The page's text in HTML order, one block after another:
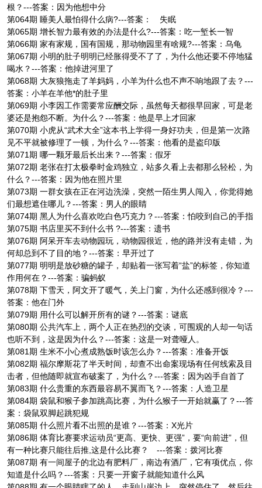
根？---答案：因为他想中分
第064期 睡美人最怕得什么病?---答案： 失眠
第065期 增长智力最有效的办法是什么?---答案：吃一堑长一智
第066期 家有家规，国有国规，那动物园里有啥规?---答案：乌龟
第067期 小明的肚子明明已经胀得受不了了，为什么他还要不停地猛
喝水？---答案：他掉进河里了
第068期 大灰狼拖走了羊妈妈，小羊为什么也不声不响地跟了去？---
答案：小羊在羊他*的肚子里
第069期 小李因工作需要常应酬交际，虽然每天都很早回家，可是老
婆还是抱怨不断。为什么？---答案：他是早上才回家
第070期 小虎从“武术大全”这本书上学得一身好功夫，但是第一次路
见不平就被修理了一顿，为什么？---答案：他看的是盗印版
第071期 哪一颗牙最后长出来？---答案：假牙
第072期 老张在打太极拳时金鸡独立，站多久看上去都那么轻松，为
什么？---答案：因为他在照片里
第073期 一群女孩在正在河边洗澡，突然一陌生男人闯入，你觉得她
们最想遮住哪儿？---答案：男人的眼睛
第074期 黑人为什么喜欢吃白色巧克力？---答案：怕咬到自己的手指
第075期 书店里买不到什么书 ?---答案：遗书
第076期 阿呆开车去动物园玩，动物园很近，他的路并没有走错，为
何却总到不了目的地？---答案：早开过了
第077期 明明是放砂糖的罐子，却贴着一张写着“盐”的标签，你知道
作用何在？---答案：骗蚂蚁
第078期 下雪天，阿文开了暖气，关上门窗，为什么还感到很冷？---
答案：他在门外
第079期 用什么可以解开所有的谜？---答案：谜底
第080期 公共汽车上，两个人正在热烈的交谈，可围观的人却一句话
也听不到，这是因为什么？---答案：这是一对聋哑人。
第081期 生米不小心煮成熟饭时该怎么办？---答案：准备开饭
第082期 福尔摩斯花了半天时间，却查不出命案现场有任何线索及目
击者，但他随即就宣布破案了，为什么？---答案：因为凶手自首了
第083期 什么贵重的东西最容易不翼而飞？---答案：人造卫星
第084期 袋鼠和猴子参加跳高比赛，为什么猴子一开始就赢了？---答
案：袋鼠双脚起跳犯规
第085期 什么照片看不出照的是谁？---答案：X光片
第086期 体育比赛要求运动员“更高、更快、更强”，要“向前进”，但
有一种比赛只能往后推,这是什么比赛？ ---答案：拨河比赛
第087期 有一间屋子的北边有肥料厂，南边有酒厂，它有项优点，你
知道是什么吗？---答案：只要一开窗子就能知道什么风